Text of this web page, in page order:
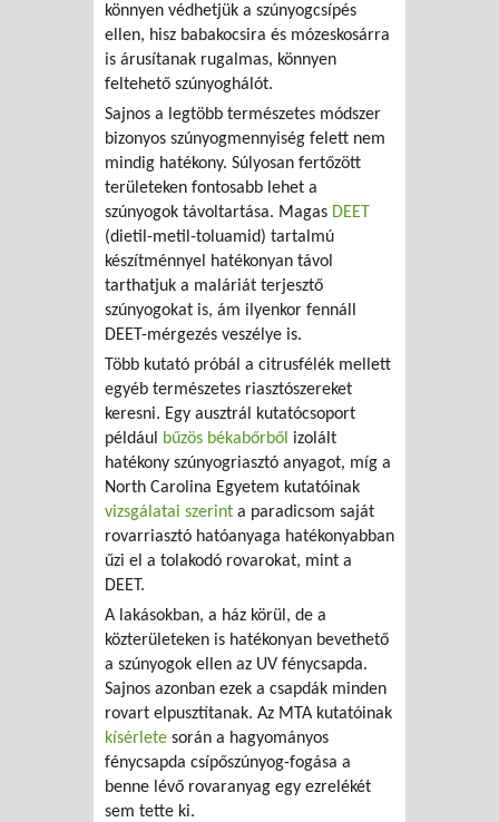
könnyen védhetjük a szúnyogcsípés
ellen, hisz babakocsira és mózeskosárra
is árusítanak rugalmas, könnyen
feltehető szúnyoghálót.
Sajnos a legtöbb természetes módszer
bizonyos szúnyogmennyiség felett nem
mindig hatékony. Súlyosan fertőzött
területeken fontosabb lehet a
szúnyogok távoltartása. Magas DEET
(dietil-metil-toluamid) tartalmú
készítménnyel hatékonyan távol
tarthatjuk a maláriát terjesztő
szúnyogokat is, ám ilyenkor fennáll
DEET-mérgezés veszélye is.
Több kutató próbál a citrusfélék mellett
egyéb természetes riasztószereket
keresni. Egy ausztrál kutatócsoport
például
bűzös békabőrből izolált
hatékony szúnyogriasztó anyagot, míg a
North Carolina Egyetem kutatóinak
vizsgálatai szerint a paradicsom saját
rovarriasztó hatóanyaga hatékonyabban
űzi el a tolakodó rovarokat, mint a
DEET.
A lakásokban, a ház körül, de a
közterületeken is hatékonyan bevethető
a szúnyogok ellen az UV fénycsapda.
Sajnos azonban ezek a csapdák minden
rovart elpusztítanak. Az MTA kutatóinak
kísérlete során a hagyományos
fénycsapda csípőszúnyog-fogása a
benne lévő rovaranyag egy ezrelékét
sem tette ki.